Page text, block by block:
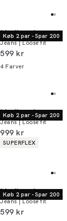
Køb 2 par - Spar 200
Lindbergh
Jeans | Loose fit
I alt (inkl. rabat)
599 kr
4 Farver
Køb 2 par - Spar 200
Lindbergh
Jeans | Loose fit
I alt (inkl. rabat)
999 kr
Produkt egenskaber
SUPERFLEX
Køb 2 par - Spar 200
Lindbergh
Jeans | Loose fit
I alt (inkl. rabat)
599 kr